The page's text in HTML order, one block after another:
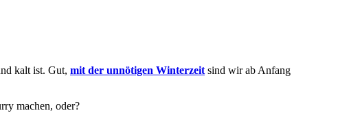
kalt ist. Gut, mit der unnötigen Winterzeit sind wir ab Anfang
machen, oder?